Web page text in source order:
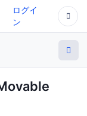
ログイ
ン